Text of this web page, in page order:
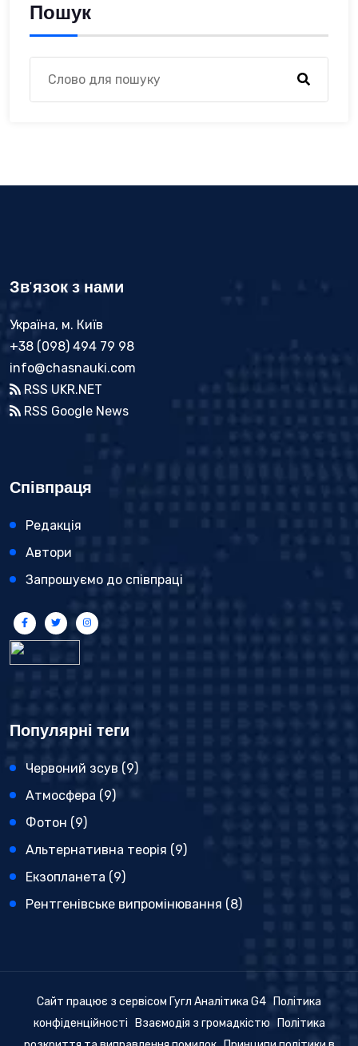
Пошук
Зв'язок з нами
Україна, м. Київ
+38 (098) 494 79 98
info@chasnauki.com
RSS UKR.NET
RSS Google News
Співпраця
Редакція
Автори
Запрошуємо до співпраці
Популярні теги
Червоний зсув (9)
Атмосфера (9)
Фотон (9)
Альтернативна теорія (9)
Екзопланета (9)
Рентгенівське випромінювання (8)
Сайт працює з сервісом Гугл Аналітика G4
Політика
конфіденційності
Взаємодія з громадкістю
Політика